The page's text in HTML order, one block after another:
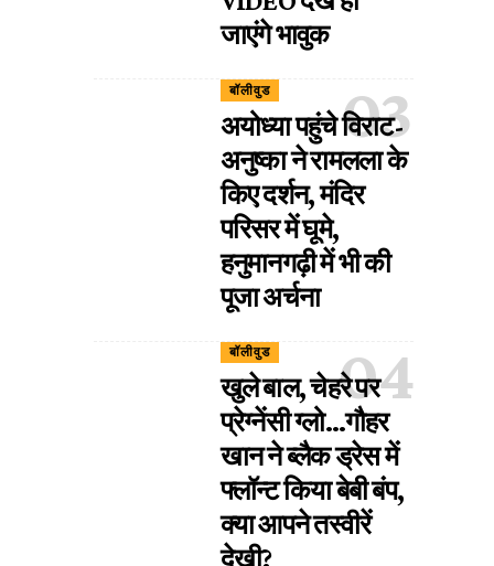
जाएंगे भावुक
बॉलीवुड
अयोध्या पहुंचे विराट-
अनुष्का ने रामलला के
किए दर्शन, मंदिर
परिसर में घूमे,
हनुमानगढ़ी में भी की
पूजा अर्चना
बॉलीवुड
खुले बाल, चेहरे पर
प्रेग्नेंसी ग्लो…गौहर
खान ने ब्लैक ड्रेस में
फ्लॉन्ट किया बेबी बंप,
क्या आपने तस्वीरें
देखी?